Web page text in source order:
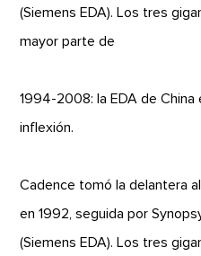
(Siemens EDA). Los tres
mayor parte de
1994-2008: la EDA de
inflexión.
Cadence tomó la delantera
en 1992, seguida por
(Siemens EDA). Los tres